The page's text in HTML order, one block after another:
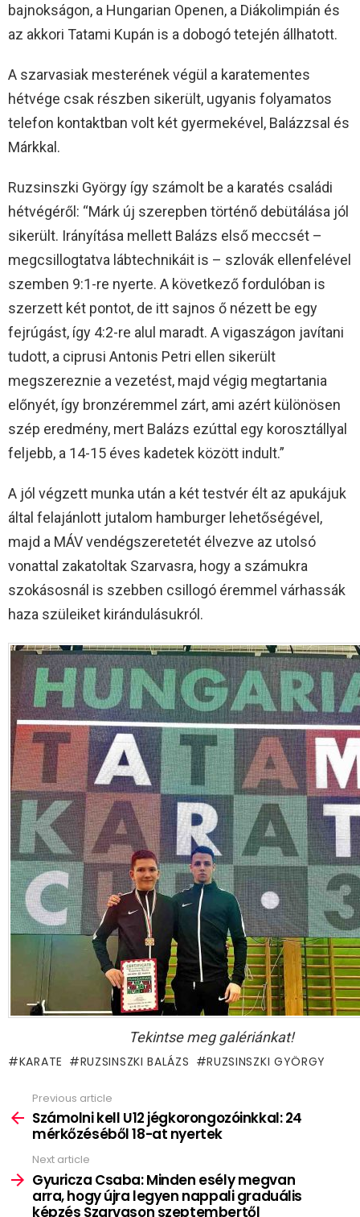
bajnokságon, a Hungarian Openen, a Diákolimpián és
az akkori Tatami Kupán is a dobogó tetején állhatott.
A szarvasiak mesterének végül a karatementes
hétvége csak részben sikerült, ugyanis folyamatos
telefon kontaktban volt két gyermekével, Balázzsal és
Márkkal.
Ruzsinszki György így számolt be a karatés családi
hétvégéről: “Márk új szerepben történő debütálása jól
sikerült. Irányítása mellett Balázs első meccsét –
megcsillogtatva lábtechnikáit is – szlovák ellenfelével
szemben 9:1-re nyerte. A következő fordulóban is
szerzett két pontot, de itt sajnos ő nézett be egy
fejrúgást, így 4:2-re alul maradt. A vigaszágon javítani
tudott, a ciprusi Antonis Petri ellen sikerült
megszereznie a vezetést, majd végig megtartania
előnyét, így bronzéremmel zárt, ami azért különösen
szép eredmény, mert Balázs ezúttal egy korosztállyal
feljebb, a 14-15 éves kadetek között indult.”
A jól végzett munka után a két testvér élt az apukájuk
által felajánlott jutalom hamburger lehetőségével,
majd a MÁV vendégszeretetét élvezve az utolsó
vonattal zakatoltak Szarvasra, hogy a számukra
szokásosnál is szebben csillogó éremmel várhassák
haza szüleiket kirándulásukról.
Tekintse meg galériánkat!
KARATE RUZSINSZKI BALÁZS RUZSINSZKI GYÖRGY
more
Previous article
Számolni kell U12 jégkorongozóinkkal: 24
mérkőzéséből 18-at nyertek
Next article
Gyuricza Csaba: Minden esély megvan
arra, hogy újra legyen nappali graduális
képzés Szarvason szeptembertől